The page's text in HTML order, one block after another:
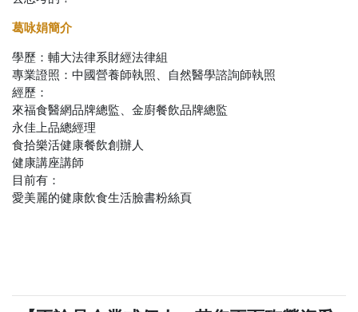
葛咏娟簡介
學歷：輔大法律系財經法律組
專業證照：中國營養師執照、自然醫學諮詢師執照
經歷：
來福食醫網品牌總監、金廚餐飲品牌總監
永佳上品總經理
食拾樂活健康餐飲創辦人
健康講座講師
目前有：
愛美麗的健康飲食生活臉書粉絲頁